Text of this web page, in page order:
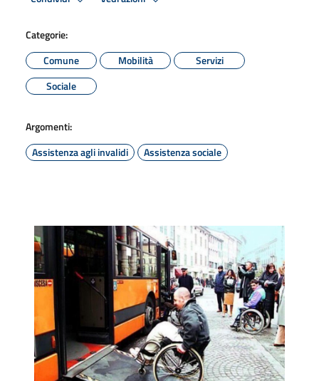
Categorie:
Comune
Mobilità
Servizi
Sociale
Argomenti:
Assistenza agli invalidi
Assistenza sociale